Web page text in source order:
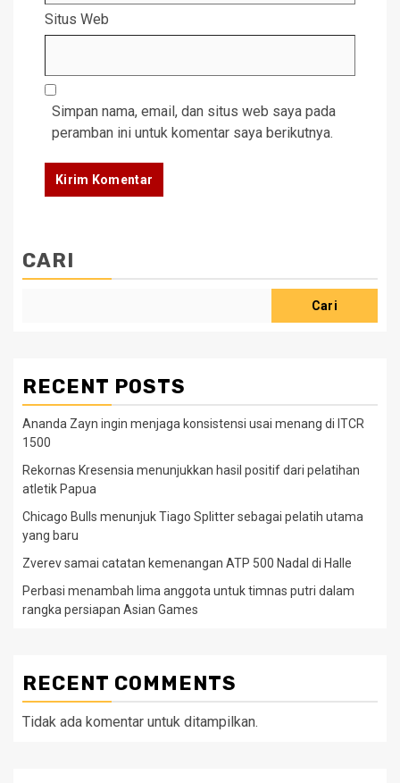
Situs Web
Simpan nama, email, dan situs web saya pada
peramban ini untuk komentar saya berikutnya.
CARI
Cari
RECENT POSTS
Ananda Zayn ingin menjaga konsistensi usai menang di ITCR
1500
Rekornas Kresensia menunjukkan hasil positif dari pelatihan
atletik Papua
Chicago Bulls menunjuk Tiago Splitter sebagai pelatih utama
yang baru
Zverev samai catatan kemenangan ATP 500 Nadal di Halle
Perbasi menambah lima anggota untuk timnas putri dalam
rangka persiapan Asian Games
RECENT COMMENTS
Tidak ada komentar untuk ditampilkan.